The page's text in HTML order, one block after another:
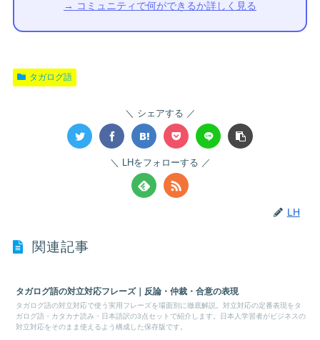
→ コミュニティで何ができるか詳しく見る
タガログ語
シェアする
LHをフォローする
LH
関連記事
タガログ語の対立対応フレーズ｜反論・仲裁・合意の表現
タガログ語の対立対応で使う実用フレーズを場面別に徹底解説。対立対応の定番表現をタ
ガログ語・カタカナ読み・日本語訳の3点セットで紹介します。日本人学習者がビジネスの
対立対応をそのまま使えるよう構成した保存版です。